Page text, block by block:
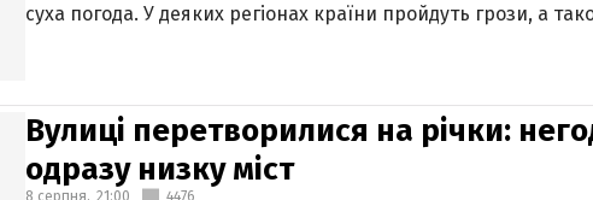
суха погода. У деяких регіонах країни пройдуть грози, а
Вулиці перетворилися на річки:
одразу низку міст
8 серпня, 21:00 4476